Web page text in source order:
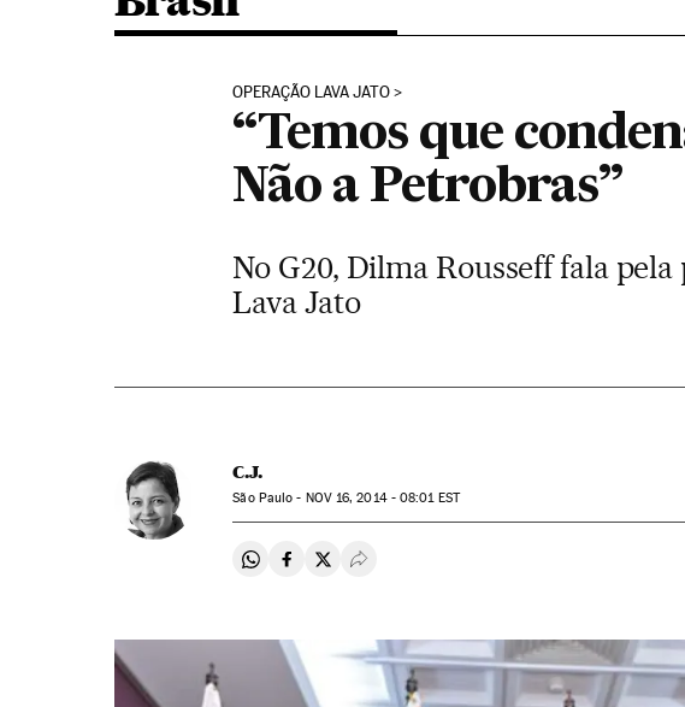
OPERAÇÃO LAVA JATO
“Temos que
Não a Petrobras”
No G20, Dilma Rousseff fala
Lava Jato
C.J.
São Paulo - NOV16, 2014 - 08:01EST
Compartir en Whatsapp
Compartir en Facebook
Compartir en Twitter
Desplegar Redes Sociales